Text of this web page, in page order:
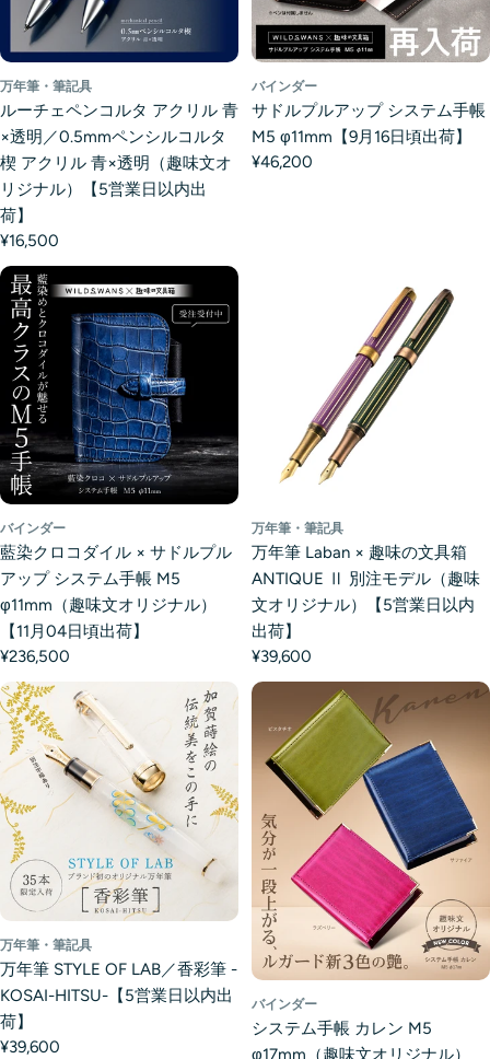
万年筆・筆記具
ルーチェペンコルタ アクリル 青
×透明／0.5mmペンシルコルタ
楔 アクリル 青×透明（趣味文オ
リジナル）【5営業日以内出
荷】
¥16,500
バインダー
サドルプルアップ システム手帳
M5 φ11mm【9月16日頃出荷】
¥46,200
バインダー
藍染クロコダイル × サドルプル
アップ システム手帳 M5
φ11mm（趣味文オリジナル）
【11月04日頃出荷】
¥236,500
万年筆・筆記具
万年筆 Laban × 趣味の文具箱
ANTIQUE Ⅱ 別注モデル（趣味
文オリジナル）【5営業日以内
出荷】
¥39,600
万年筆・筆記具
万年筆 STYLE OF LAB／香彩筆 -
KOSAI-HITSU-【5営業日以内出
荷】
¥39,600
バインダー
システム手帳 カレン M5
φ17mm（趣味文オリジナル）